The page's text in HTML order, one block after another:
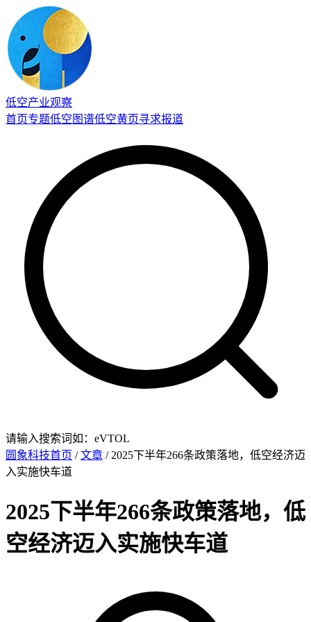
低空产业观察
首页专题低空图谱低空黄页寻求报道
请输入搜索词如：eVTOL
圆象科技首页 /文章 / 2025下半年266条政策落地，低空经济迈
入实施快车道
2025下半年266条政策落地，低
空经济迈入实施快车道